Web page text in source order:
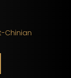
Chinian